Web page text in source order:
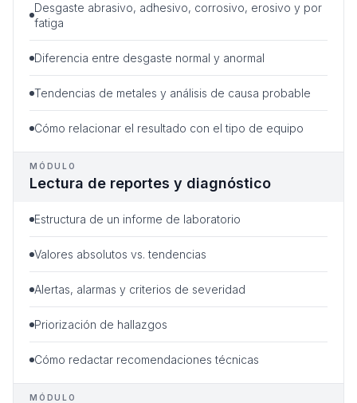
Desgaste abrasivo, adhesivo, corrosivo, erosivo y por
fatiga
Diferencia entre desgaste normal y anormal
Tendencias de metales y análisis de causa probable
Cómo relacionar el resultado con el tipo de equipo
MÓDULO
Lectura de reportes y diagnóstico
Estructura de un informe de laboratorio
Valores absolutos vs. tendencias
Alertas, alarmas y criterios de severidad
Priorización de hallazgos
Cómo redactar recomendaciones técnicas
MÓDULO